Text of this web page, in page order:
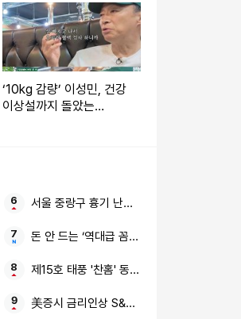
‘10kg 감량’ 이성민, 건강
이상설까지 돌았는
대출 규제 완화
란
서울 중랑구 흉기 난동 60대 남성
돈 안 드는 ‘역대급 꼼수’ 비닐 1장 화장실 바닥
제15호 태풍 '찬홈' 동해 우리나라
美증시 금리인상 S&P500